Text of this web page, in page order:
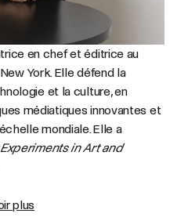
en chef et éditrice au
York. Elle défend la
et la culture, en
médiatiques innovantes et
mondiale. Elle a
in Art and
plus